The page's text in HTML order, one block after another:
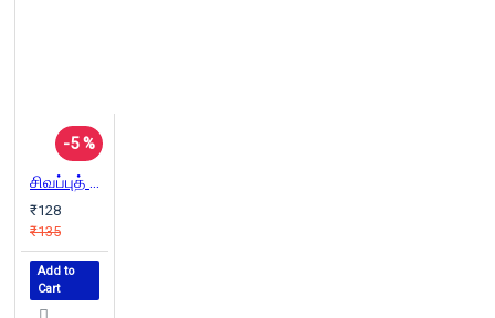
-5 %
சிவப்புத் தலைக்குட்டையணிந்த பாப்ளார் மரக்கன்று
₹128
₹135
Add to
Cart